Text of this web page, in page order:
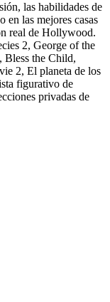
las habilidades de
en las mejores casas
real de Hollywood.
2, George of the
Bless the Child,
2, El planeta de los
figurativo de
privadas de